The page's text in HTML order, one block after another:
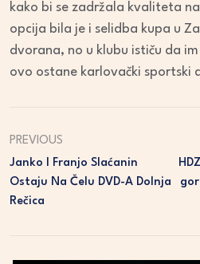
kako bi se zadržala kvaliteta
opcija bila je i selidba kupa u
dvorana, no u klubu ističu da
ovo ostane karlovački sportski
PREVIOUS
Janko I Franjo Slaćanin
Ostaju Na Čelu DVD-A Dolnja
Rečica